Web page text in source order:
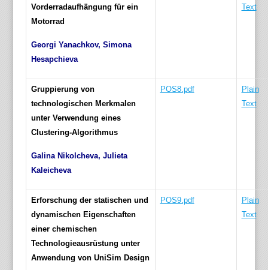
Vorderradaufhӓngung für ein
Motorrad
Georgi Yanachkov, Simona
Hesapchieva
Text
Gruppierung von
technologischen Merkmalen
unter Verwendung eines
Clustering-Algorithmus
Galina Nikolcheva, Julieta
Kaleicheva
POS8.pdf
Plain
Text
Erforschung der statischen und
dynamischen Eigenschаften
einer chemischen
Technologieausrüstung unter
Anwendung von UniSim Design
POS9.pdf
Plain
Text